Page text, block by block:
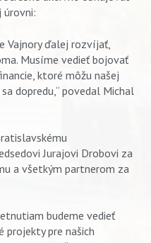
úrovni:
Vajnory ďalej rozvíjať,
Musíme vedieť bojovať
ktoré môžu našej
dopredu,“ povedal Michal
Jurajovi Drobovi za
a všetkým partnerom za
budeme vedieť
projekty pre našich